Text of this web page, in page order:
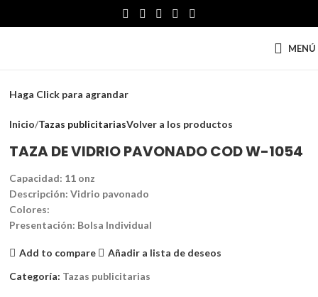
MENÚ
Haga Click para agrandar
Inicio Tazas publicitariasVolver a los productos
TAZA DE VIDRIO PAVONADO COD W-1054
Capacidad: 11 onz
Descripción: Vidrio pavonado
Colores:
Presentación: Bolsa Individual
Add to compare
Añadir a lista de deseos
Categoría: Tazas publicitarias